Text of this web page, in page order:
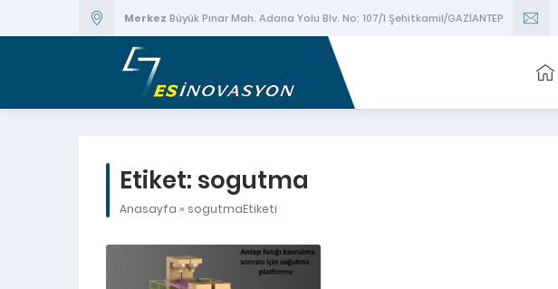
Merkez Büyük Pınar Mah. Adana Yolu Blv. No: 107/1 Şehitkamil/GAZİANTEP
Etiket: sogutma
Anasayfa » sogutmaEtiketi